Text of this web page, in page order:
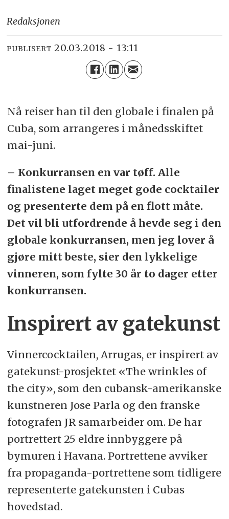
Redaksjonen
PUBLISERT 20.03.2018 - 13:11
Nå reiser han til den globale i finalen på
Cuba, som arrangeres i månedsskiftet
mai-juni.
– Konkurransen en var tøff. Alle
finalistene laget meget gode cocktailer
og presenterte dem på en flott måte.
Det vil bli utfordrende å hevde seg i den
globale konkurransen, men jeg lover å
gjøre mitt beste, sier den lykkelige
vinneren, som fylte 30 år to dager etter
konkurransen.
Inspirert av gatekunst
Vinnercocktailen, Arrugas, er inspirert av
gatekunst-prosjektet «The wrinkles of
the city», som den cubansk-amerikanske
kunstneren Jose Parla og den franske
fotografen JR samarbeider om. De har
portrettert 25 eldre innbyggere på
bymuren i Havana. Portrettene avviker
fra propaganda-portrettene som tidligere
representerte gatekunsten i Cubas
hovedstad.